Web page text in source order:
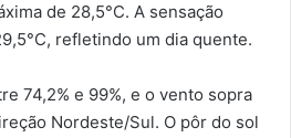
de 28,5°C. A sensação
refletindo um dia quente.
74,2% e 99%, e o vento sopra
Nordeste/Sul. O pôr do sol